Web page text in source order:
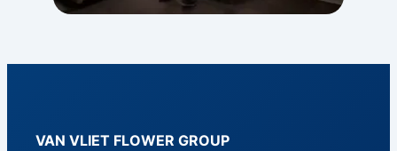
VAN VLIET FLOWER GROUP